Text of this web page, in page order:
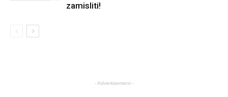
zamisliti!
- Advertisement -